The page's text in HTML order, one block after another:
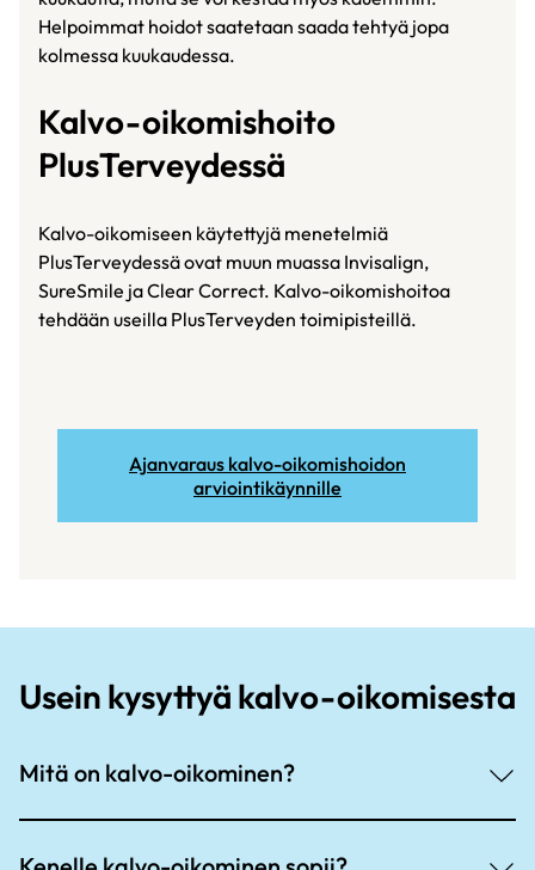
Helpoimmat hoidot saatetaan saada tehtyä jopa
kolmessa kuukaudessa.
Kalvo-oikomishoito
PlusTerveydessä
Kalvo-oikomiseen käytettyjä menetelmiä
PlusTerveydessä ovat muun muassa Invisalign,
SureSmile ja Clear Correct. Kalvo-oikomishoitoa
tehdään useilla PlusTerveyden toimipisteillä.
Ajanvaraus kalvo-oikomishoidon
arviointikäynnille
Usein kysyttyä kalvo-oikomisesta
Mitä on kalvo-oikominen?